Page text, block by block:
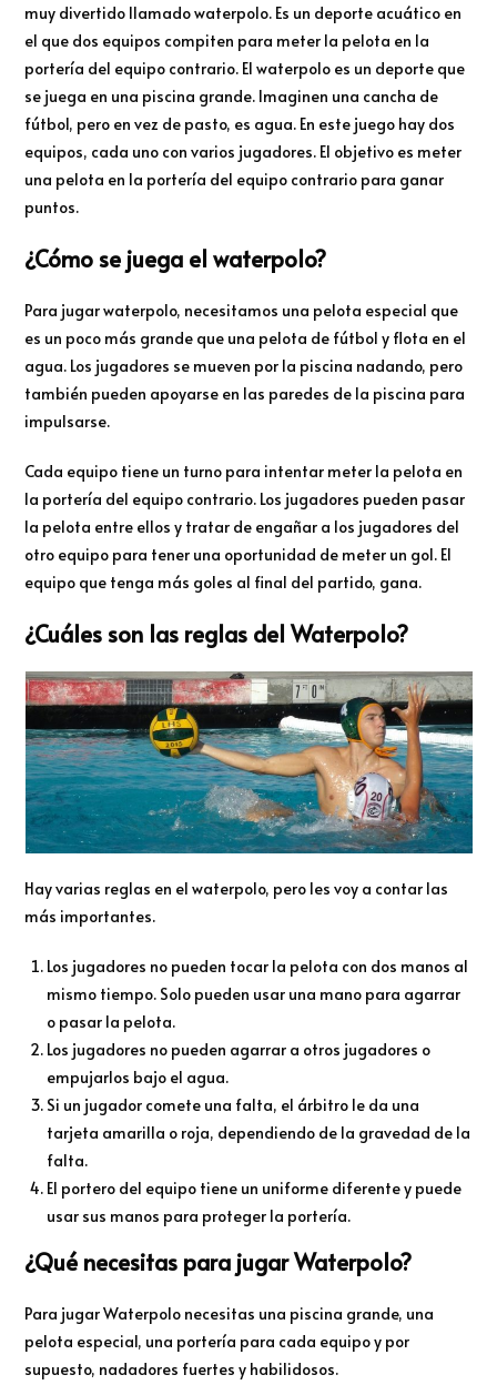
muy divertido llamado waterpolo. Es un deporte acuático en
el que dos equipos compiten para meter la pelota en la
portería del equipo contrario. El waterpolo es un deporte que
se juega en una piscina grande. Imaginen una cancha de
fútbol, pero en vez de pasto, es agua. En este juego hay dos
equipos, cada uno con varios jugadores. El objetivo es meter
una pelota en la portería del equipo contrario para ganar
puntos.
¿Cómo se juega el waterpolo?
Para jugar waterpolo, necesitamos una pelota especial que
es un poco más grande que una pelota de fútbol y flota en el
agua. Los jugadores se mueven por la piscina nadando, pero
también pueden apoyarse en las paredes de la piscina para
impulsarse.
Cada equipo tiene un turno para intentar meter la pelota en
la portería del equipo contrario. Los jugadores pueden pasar
la pelota entre ellos y tratar de engañar a los jugadores del
otro equipo para tener una oportunidad de meter un gol. El
equipo que tenga más goles al final del partido, gana.
¿Cuáles son las reglas del Waterpolo?
Hay varias reglas en el waterpolo, pero les voy a contar las
más importantes.
Los jugadores no pueden tocar la pelota con dos manos al
mismo tiempo. Solo pueden usar una mano para agarrar
o pasar la pelota.
Los jugadores no pueden agarrar a otros jugadores o
empujarlos bajo el agua.
Si un jugador comete una falta, el árbitro le da una
tarjeta amarilla o roja, dependiendo de la gravedad de la
falta.
El portero del equipo tiene un uniforme diferente y puede
usar sus manos para proteger la portería.
¿Qué necesitas para jugar Waterpolo?
Para jugar Waterpolo necesitas una piscina grande, una
pelota especial, una portería para cada equipo y por
supuesto, nadadores fuertes y habilidosos.